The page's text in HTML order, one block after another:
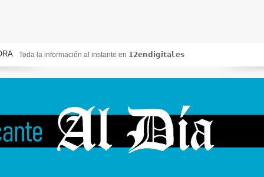
la información al instante en 𝟭𝟮𝗲𝗻𝗱𝗶𝗴𝗶𝘁𝗮𝗹.𝗲𝘀